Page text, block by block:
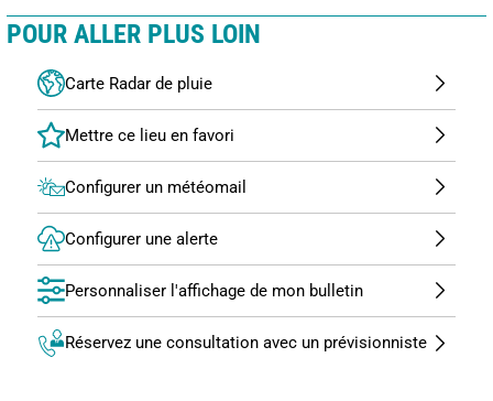
POUR ALLER PLUS LOIN
Carte Radar de pluie
Configurer un météomail
Configurer une alerte
Personnaliser l'affichage de mon bulletin
Réservez une consultation avec un prévisionniste